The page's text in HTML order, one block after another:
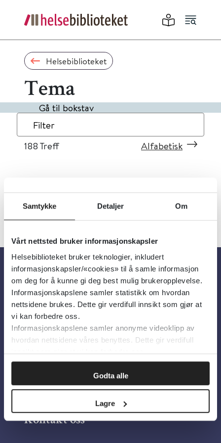
Samtykke Detaljer Om
Vårt nettsted bruker informasjonskapsler
Helsebiblioteket bruker teknologier, inkludert
informasjonskapsler/«cookies» til å samle informasjon
om deg for å kunne gi deg best mulig brukeropplevelse.
Informasjonskapslene samler statistikk om hvordan
nettsidene brukes. Dette gir verdifull innsikt som gjør at
vi kan forbedre oss.
Informasjonskapslene samler anonyme videoklipp av
hvordan nettsidene våres benyttes. Dette gir verdifull
innsikt som gjør at vi kan forbedre oss.
Godta alle
Lagre
Helsebiblioteket
Tema
Gå til bokstav
Filter
188 Treff Alfabetisk
« 1 16 17 »
Om oss
Om Helsebiblioteket
Personvern og informasjonskapsler
Tilgjengelighetserklæring
Information in English
Bilder fra Colourbox.com
Kontakt oss